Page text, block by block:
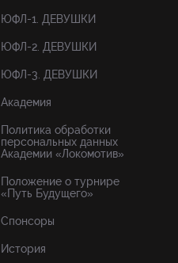
ЮФЛ-1. ДЕВУШКИ
ЮФЛ-2. ДЕВУШКИ
ЮФЛ-3. ДЕВУШКИ
Академия
Политика обработки
персональных данных
Академии «Локомотив»
Положение о турнире
«Путь Будущего»
Спонсоры
История